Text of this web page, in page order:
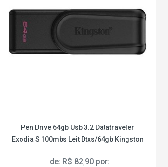
Pen Drive 64gb Usb 3.2 Datatraveler
Exodia S 100mbs Leit Dtxs/64gb Kingston
de: R$ 82,90 por: